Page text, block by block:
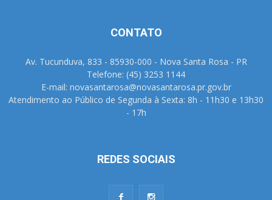
CONTATO
Av. Tucunduva, 833 - 85930-000 - Nova Santa Rosa - PR
Telefone: (45) 3253 1144
E-mail: novasantarosa@novasantarosa.pr.gov.br
Atendimento ao Público de Segunda à Sexta: 8h - 11h30 e 13h30
- 17h
REDES SOCIAIS